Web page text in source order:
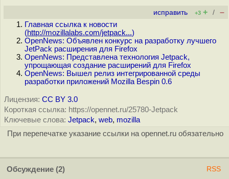
исправить +3 + / –
Главная ссылка к новости
(http://mozillalabs.com/jetpack...)
OpenNews: Объявлен конкурс на разработку лучшего
JetPack расширения для Firefox
OpenNews: Представлена технология Jetpack,
упрощающая создание расширений для Firefox
OpenNews: Вышел релиз интегрированной среды
разработки приложений Mozilla Bespin 0.6
Лицензия: CC BY 3.0
Короткая ссылка: https://opennet.ru/25780-Jetpack
Ключевые слова: Jetpack, web, mozilla
При перепечатке указание ссылки на opennet.ru обязательно
Обсуждение (2) RSS